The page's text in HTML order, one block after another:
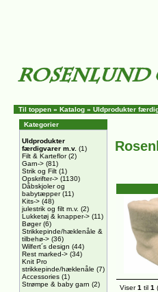
Til toppen » Katalog » Uldprodukter
Kategorier
Uldprodukter
færdigvarer m.v. (1)
Filt & Karteflor(2)
Garn-> (81)
Strik og Filt (1)
Opskrifter-> (1130)
Dåbskjoler og
babytæpper(11)
Kits-> (48)
julestrik og filt m.v. (2)
Lukketøj & knapper-> (11)
Bøger(6)
Strikkepinde/hæklenåle &
tilbehø-> (36)
Wilfert´s design (44)
Rest marked-> (34)
Knit Pro
strikkepinde/hæklenåle (7)
Accessories (1)
Strømpe & baby garn (2) Viser1 til 1